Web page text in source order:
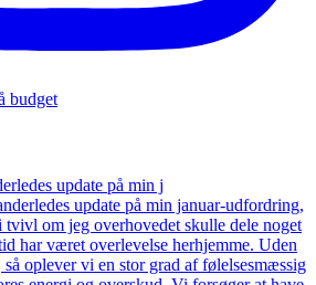
update på min j